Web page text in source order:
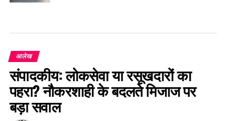
आलेख
संपादकीय: लोकसेवा या रसूखदारों का
पहरा? नौकरशाही के बदलते मिजाज पर
बड़ा सवाल